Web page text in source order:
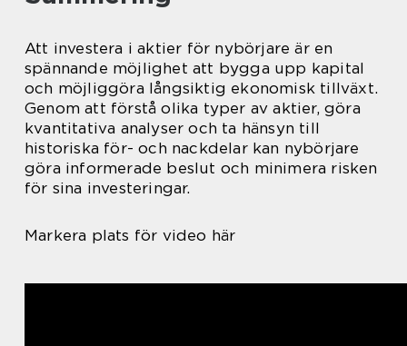
Att investera i aktier för nybörjare är en
spännande möjlighet att bygga upp kapital
och möjliggöra långsiktig ekonomisk tillväxt.
Genom att förstå olika typer av aktier, göra
kvantitativa analyser och ta hänsyn till
historiska för- och nackdelar kan nybörjare
göra informerade beslut och minimera risken
för sina investeringar.
Markera plats för video här